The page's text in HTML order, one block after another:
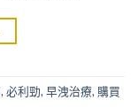
, 必利勁, 早洩治療, 購買